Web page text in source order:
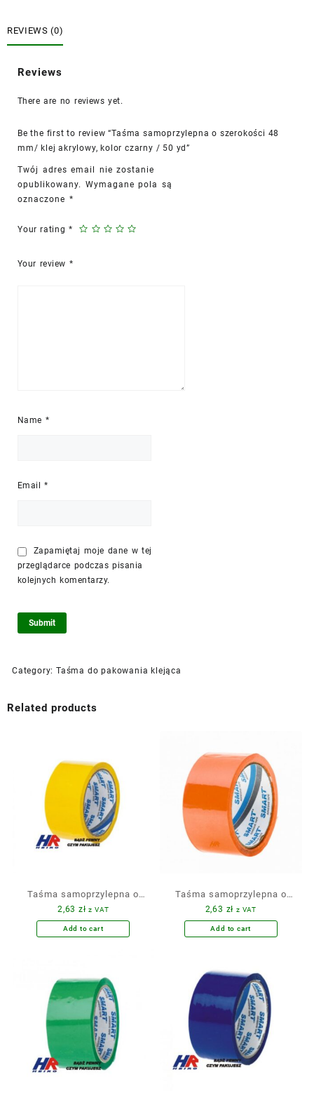
48
mm/
akrylowy,
czarny
50
yd
REVIEWS (0)
Reviews
There are no reviews yet.
Be the first to review “Taśma samoprzylepna o szerokości 48
mm/ klej akrylowy, kolor czarny / 50 yd”
Twój adres email nie zostanie
opublikowany. Wymagane pola są
oznaczone *
Your rating *
Your review *
Name *
Email*
Zapamiętaj moje dane w tej
przeglądarce podczas pisania
kolejnych komentarzy.
Category: Taśma do pakowania klejąca
Related products
Taśma samoprzylepna o
szerokości 48 mm/ klej
akrylowy, kolor żółty / 50
2,63 zł z VAT
Add to cart
Taśma samoprzylepna o
szerokości 48 mm/ klej
akrylowy, kolor
2,63 zł z VAT
Add to cart